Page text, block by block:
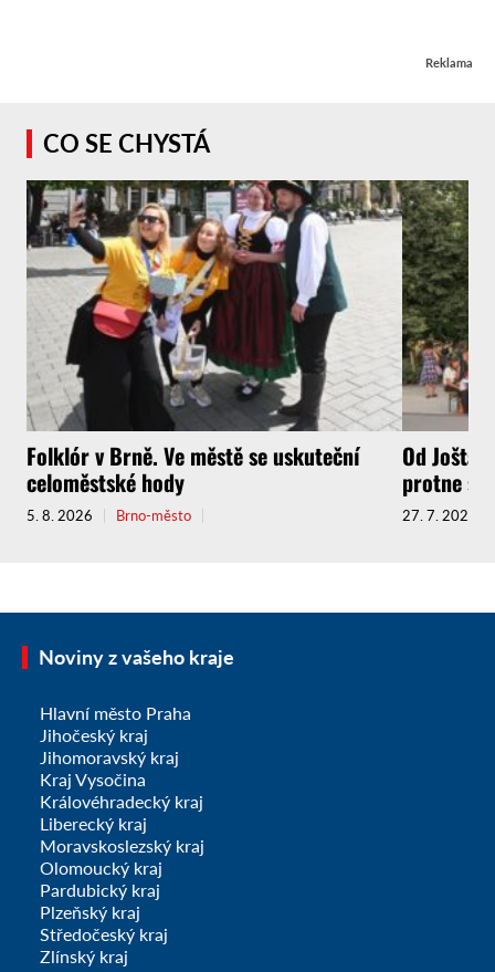
Reklama
CO SE CHYSTÁ
Folklór v Brně. Ve městě se uskuteční
celoměstské hody
5. 8. 2026 Brno-město
Od Jošta
protne
27. 7. 2026
Noviny z vašeho kraje
Hlavní město Praha
Jihočeský kraj
Jihomoravský kraj
Kraj Vysočina
Královéhradecký kraj
Liberecký kraj
Moravskoslezský kraj
Olomoucký kraj
Pardubický kraj
Plzeňský kraj
Středočeský kraj
Zlínský kraj